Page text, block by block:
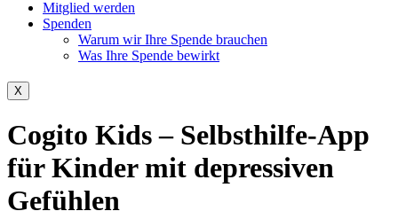
Mitglied werden
Spenden
Warum wir Ihre Spende brauchen
Was Ihre Spende bewirkt
X
Cogito Kids – Selbsthilfe-App
für Kinder mit depressiven
Gefühlen